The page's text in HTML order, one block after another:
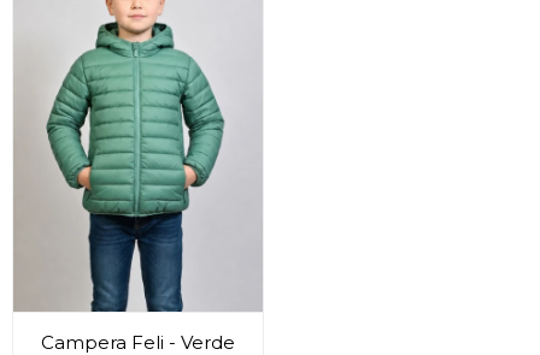
Campera Feli - Verde